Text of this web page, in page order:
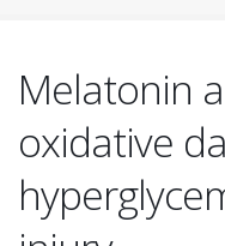
Melatonin
oxidative